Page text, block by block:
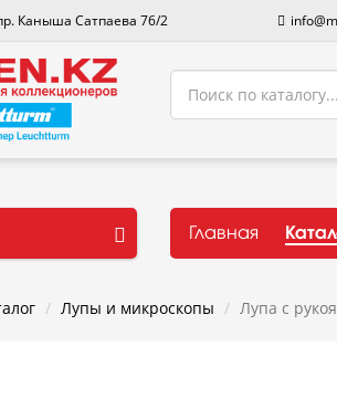
Каныша Сатпаева 76/2
Главная
Лупы и микроскопы Лупа с